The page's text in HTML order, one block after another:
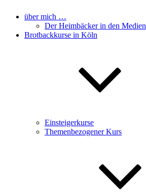
über mich …
Der Heimbäcker in den Medien
Brotbackkurse in Köln
Einsteigerkurse
Themenbezogener Kurs